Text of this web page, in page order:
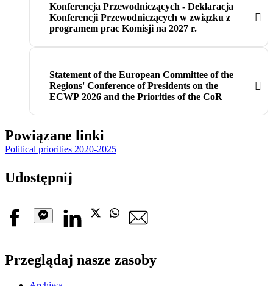
Konferencja Przewodniczących - Deklaracja
Konferencji Przewodniczących w związku z
programem prac Komisji na 2027 r.
Statement of the European Committee of the
Regions' Conference of Presidents on the
ECWP 2026 and the Priorities of the CoR
Powiązane linki
Political priorities 2020-2025
Udostępnij
Facebook
Messenger
Linkedin
TwitterWhatsapp
Przeglądaj nasze zasoby